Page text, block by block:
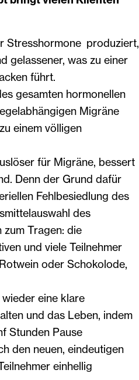
Stresshormone produziert,
gelassener, was zu einer
führt.
gesamten hormonellen
Migräne
einem völligen
für Migräne, bessert
Denn der Grund dafür
Fehlbesiedlung des
des
Tragen: die
und viele Teilnehmer
oder Schokolode,
eine klare
und das Leben, indem
Stunden Pause
den neuen, eindeutigen
einhellig